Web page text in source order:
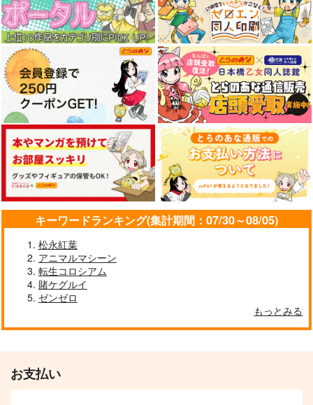
キーワードランキング(集計期間：07/30～08/05)
松永紅葉
アニマルマシーン
転生コロシアム
賭ケグルイ
ゼンゼロ
もっとみる
お支払い